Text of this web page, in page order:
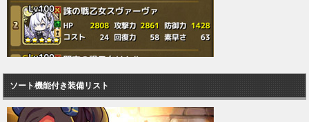
ソート機能付き装備リスト